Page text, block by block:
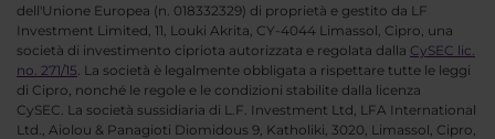
dell'Unione Europea (n. 018332329) di proprietà e gestito da LF
Investment Limited, 11, Louki Akrita, CY-4044 Limassol, Cipro, una
società di investimento cipriota autorizzata e regolata dalla CySEC lic.
no. 271/15 . La società è legalmente obbligata a rispettare tutte le leggi
di Cipro, nonché le regole e le condizioni stabilite dalla licenza
CySEC. La società sussidiaria di L.F. Investment Ltd, LFA International
Ltd., Aiolou & Panagioti Diomidous 9, Katholiki, 3020, Limassol, Cipro,